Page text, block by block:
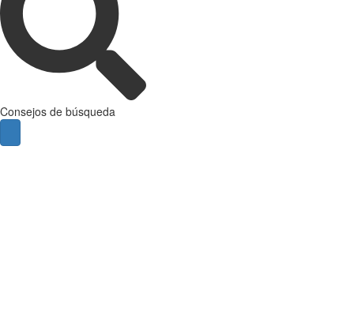
Consejos de búsqueda